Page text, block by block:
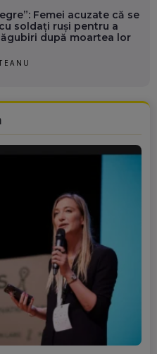
Femei acuzate că se
soldați ruși pentru a
după moartea lor